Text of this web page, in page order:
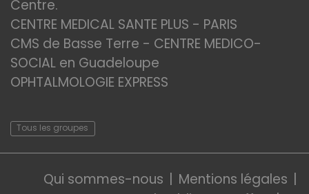
Centre.
CENTRE MEDICAL SANTE PLUS - PARIS
CMS de Basse Terre - CENTRE MEDICO-
SOCIAL en Guadeloupe
OPHTALMOLOGIE EXPRESS
Tous les groupes
Qui sommes-nous
Mentions légales